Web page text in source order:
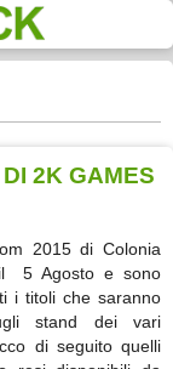
2K GAMES
2015 di Colonia
5 Agosto e sono
i titoli che saranno
stand dei vari
di seguito quelli